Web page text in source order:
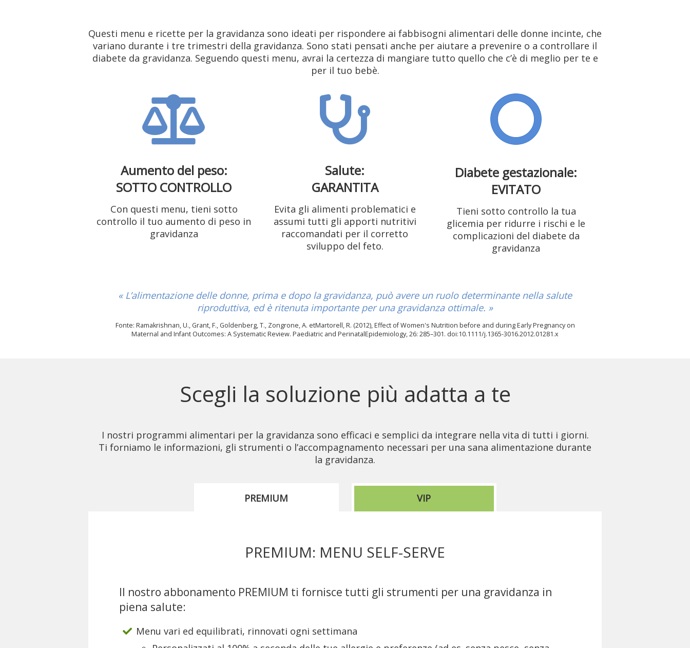
Questi menu e ricette per la gravidanza sono ideati per rispondere ai fabbisogni alimentari delle donne incinte, che
variano durante i tre trimestri della gravidanza. Sono stati pensati anche per aiutare a prevenire o a controllare il
diabete da gravidanza. Seguendo questi menu, avrai la certezza di mangiare tutto quello che c’è di meglio per te e
per il tuo bebè.
Aumento del peso:
SOTTO CONTROLLO
Con questi menu, tieni sotto
controllo il tuo aumento di peso in
gravidanza
Salute:
GARANTITA
Evita gli alimenti problematici e
assumi tutti gli apporti nutritivi
raccomandati per il corretto
sviluppo del feto.
Diabete gestazionale:
EVITATO
Tieni sotto controllo la tua
glicemia per ridurre i rischi e le
complicazioni del diabete da
gravidanza
« L’alimentazione delle donne, prima e dopo la gravidanza, può avere un ruolo determinante nella salute
riproduttiva, ed è ritenuta importante per una gravidanza ottimale. »
Fonte: Ramakrishnan, U., Grant, F., Goldenberg, T., Zongrone, A. etMartorell, R. (2012), Effect of Women's Nutrition before and during Early Pregnancy on
Maternal and Infant Outcomes: A Systematic Review. Paediatric and PerinatalEpidemiology, 26: 285–301. doi:10.1111/j.1365-3016.2012.01281.x
Scegli la soluzione più adatta a te
I nostri programmi alimentari per la gravidanza sono efficaci e semplici da integrare nella vita di tutti i giorni.
Ti forniamo le informazioni, gli strumenti o l’accompagnamento necessari per una sana alimentazione durante
la gravidanza.
PREMIUM VIP
PREMIUM: MENU SELF-SERVE
Il nostro abbonamento PREMIUM ti fornisce tutti gli strumenti per una gravidanza in
piena salute:
Menu vari ed equilibrati, rinnovati ogni settimana